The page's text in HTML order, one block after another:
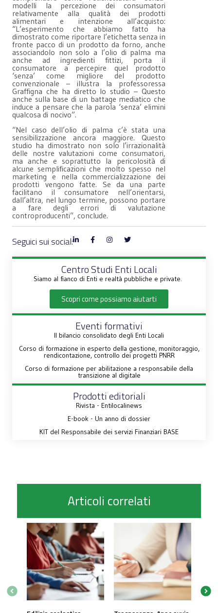
modelli la percezione dei consumatori
relativamente alla qualità dei prodotti
alimentari e intenzione all’acquisto:
“L’esperimento che abbiamo fatto ha
dimostrato come riportare l’etichetta senza in
fronte pacco di un prodotto da forno, anche
associandolo non solo a l’olio di palma ma
anche ad ingredienti fittizi, porta il
consumatore a percepire quel prodotto
‘senza’ come migliore del prodotto
convenzionale – illustra la professoressa
Graffigna che ha diretto lo studio – Questo
anche sulla base di un battage mediatico che
induce a pensare che la parola ‘senza’ elimini
qualcosa di nocivo”.
“Nel caso dell’olio di palma c’è stata una
sensibilizzazione ancora maggiore. Questo
studio ha dimostrato non solo l’irrazionalità
delle nostre valutazioni come consumatori,
ma anche e soprattutto la pericolosità di
alcune semplificazioni che molto spesso nel
marketing e nella commercializzazione dei
prodotti vengono fatte. Se da una parte
facilitano il consumatore nell’orientarsi,
dall’altra, nel lungo termine, possono portare
a fare degli errori di valutazione
controproducenti”, conclude.
Seguici sui social:
Centro Studi Enti Locali
Siamo al fianco di Enti e realtà pubbliche e private.
Scopri come possiamo aiutarti
Eventi formativi
Il bilancio consolidato degli Enti Locali
Corso di formazione in esperto della gestione, monitoraggio,
rendicontazione, controllo dei progetti PNRR
Corso di formazione per abilitazione a responsabile della
transizione al digitale
Prodotti editoriali
Rivista - Entilocalinews
E-book - Un anno di dossier
KIT del Responsabile dei servizi Finanziari BASE
Articoli correlati